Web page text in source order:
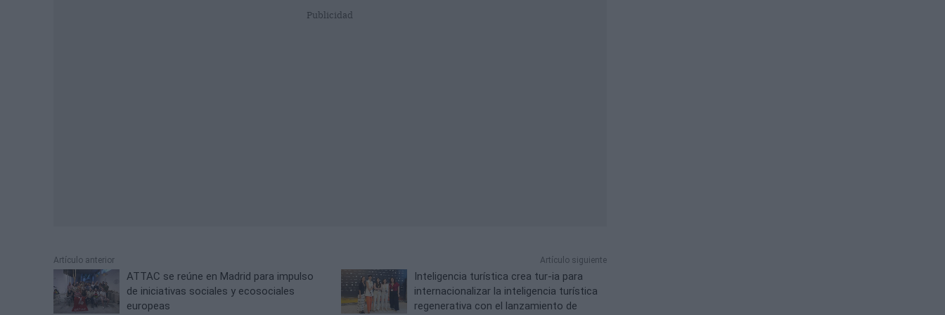
Publicidad
Artículo anterior
ATTAC se reúne en Madrid para impulso
de iniciativas sociales y ecosociales
europeas
Artículo siguiente
Inteligencia turística crea tur-ia para
internacionalizar la inteligencia turística
regenerativa con el lanzamiento de